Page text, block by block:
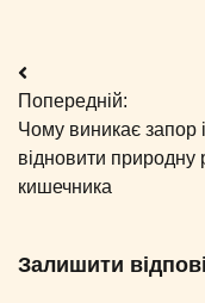
Навігація
записів
Попередній:
Чому виникає запор
відновити природну
кишечника
Залишити